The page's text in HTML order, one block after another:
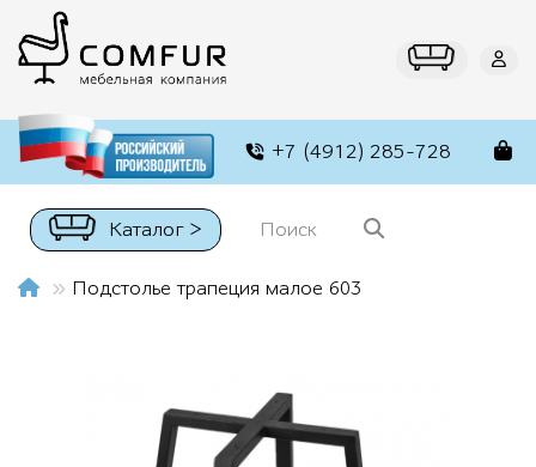
+7 (4912) 285-728
Каталог >
Подстолье трапеция малое 603